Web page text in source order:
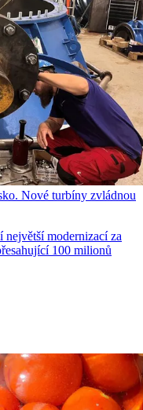
Nové turbíny zvládnou
modernizací za
100 milionů